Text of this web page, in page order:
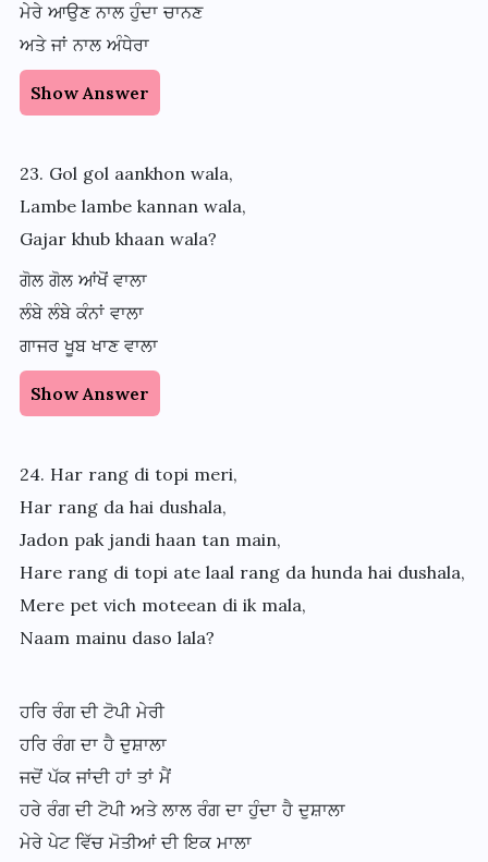
ਮੇਰੇ ਆਉਣ ਨਾਲ ਹੁੰਦਾ ਚਾਨਣ
ਅਤੇ ਜਾਂ ਨਾਲ ਅੰਧੇਰਾ
Show Answer
23. Gol gol aankhon wala,
Lambe lambe kannan wala,
Gajar khub khaan wala?
ਗੋਲ ਗੋਲ ਆਂਖੋਂ ਵਾਲਾ
ਲੰਬੇ ਲੰਬੇ ਕੰਨਾਂ ਵਾਲਾ
ਗਾਜਰ ਖੂਬ ਖਾਣ ਵਾਲਾ
Show Answer
24. Har rang di topi meri,
Har rang da hai dushala,
Jadon pak jandi haan tan main,
Hare rang di topi ate laal rang da hunda hai dushala,
Mere pet vich moteean di ik mala,
Naam mainu daso lala?
ਹਰਿ ਰੰਗ ਦੀ ਟੋਪੀ ਮੇਰੀ
ਹਰਿ ਰੰਗ ਦਾ ਹੈ ਦੁਸ਼ਾਲਾ
ਜਦੋਂ ਪੱਕ ਜਾਂਦੀ ਹਾਂ ਤਾਂ ਮੈਂ
ਹਰੇ ਰੰਗ ਦੀ ਟੋਪੀ ਅਤੇ ਲਾਲ ਰੰਗ ਦਾ ਹੁੰਦਾ ਹੈ ਦੁਸ਼ਾਲਾ
ਮੇਰੇ ਪੇਟ ਵਿੱਚ ਮੋਤੀਆਂ ਦੀ ਇਕ ਮਾਲਾ